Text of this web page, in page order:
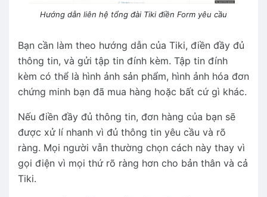
Hướng dẫn liên hệ tổng đài Tiki điền Form yêu cầu
Bạn cần làm theo hướng dẫn của Tiki, điền đầy đủ
thông tin, và gửi tập tin đính kèm. Tập tin đính
kèm có thể là hình ảnh sản phẩm, hình ảnh hóa đơn
chứng minh bạn đã mua hàng hoặc bất cứ gì khác.
Nếu điền đầy đủ thông tin, đơn hàng của bạn sẽ
được xử lí nhanh vì đủ thông tin yêu cầu và rõ
ràng. Mọi người vẫn thường chọn cách này thay vì
gọi điện vì mọi thứ rõ ràng hơn cho bản thân và cả
Tiki.